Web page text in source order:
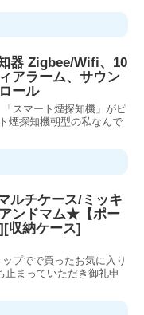
器 Zigbee/Wifi、10
アラーム、サウン
ール
スマート煙探知機」がピ
煙探知機朝型の私なんで
ルチケース/ミッキ
ンドマム★【ポー
収納ケース]
プでで買ったお気に入り
止まっていただき御礼申